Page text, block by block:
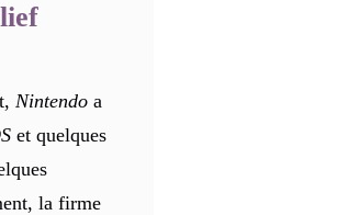
Nintendo a
et quelques
la firme